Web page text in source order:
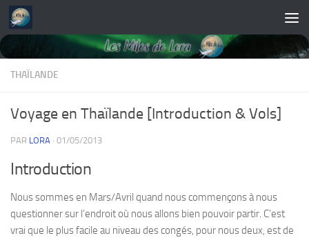
Skip to content
THAÏLANDE
Voyage en Thaïlande [Introduction & Vols]
PAR LORA · 01/05/2013
Introduction
Nous sommes en Mars/Avril quand nous commençons à nous
questionner sur l’endroit où nous allons bien pouvoir partir. C’est
vrai que le plus facile au niveau des congés, pour nous deux, est de